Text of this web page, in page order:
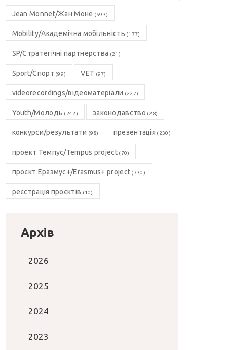
Jean Monnet/Жан Моне (593)
Mobility/Академічна мобільність (177)
SP/Стратегічні партнерства (21)
Sport/Спорт (99) VET (97)
videorecordings/відеоматеріали (227)
Youth/Молодь (242) законодавство (28)
конкурси/результати (98) презентація (230)
проект Темпус/Tempus project(70)
проєкт Еразмус+/Erasmus+ project (730)
реєстрація проєктів (10)
Архів
2026
2025
2024
2023